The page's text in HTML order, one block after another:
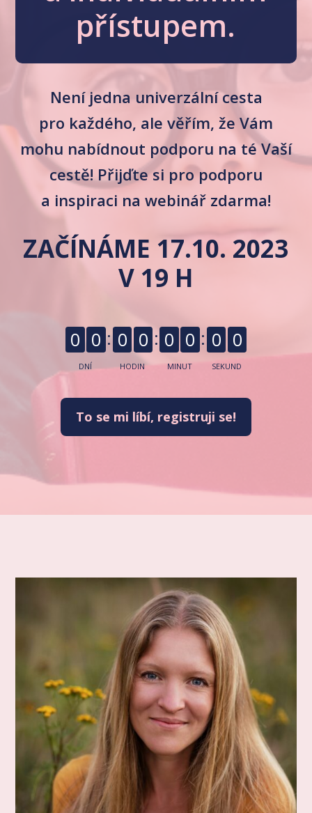
přístupem.
Není jedna univerzální cesta
pro každého, ale věřím, že Vám
mohu nabídnout podporu na té Vaší
cestě! Přijďte si pro podporu
a inspiraci na webinář zdarma!
ZAČÍNÁME 17.10. 2023
V 19 H
0 0
DNÍ
0 0
HODIN
0 0
MINUT
0 0
SEKUND
To se mi líbí, registruji se!